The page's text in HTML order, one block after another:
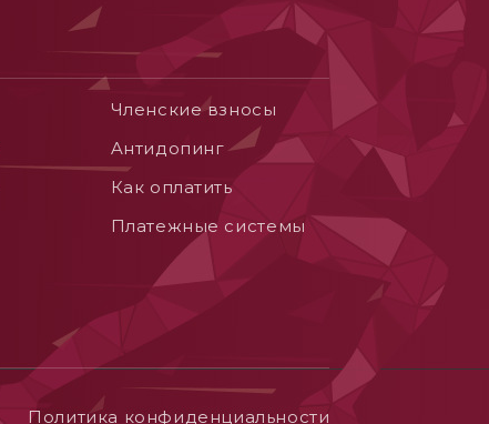
Членские взносы
Aнтидопинг
Как оплатить
Платежные системы
Политика конфиденциальности